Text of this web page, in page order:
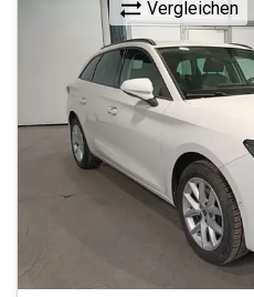
Vergleichen